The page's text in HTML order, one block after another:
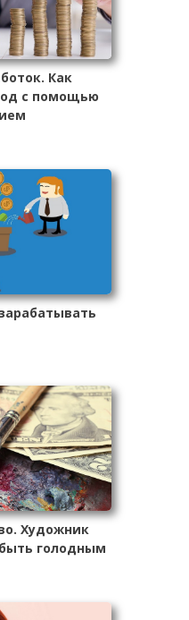
Как
с помощью
Художник
голодным